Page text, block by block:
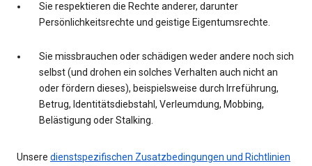
Sie respektieren die Rechte anderer, darunter
Persönlichkeitsrechte und geistige Eigentumsrechte.
Sie missbrauchen oder schädigen weder andere noch sich
selbst (und drohen ein solches Verhalten auch nicht an
oder fördern dieses), beispielsweise durch Irreführung,
Betrug, Identitätsdiebstahl, Verleumdung, Mobbing,
Belästigung oder Stalking.
Unsere dienstspezifischen Zusatzbedingungen und Richtlinien